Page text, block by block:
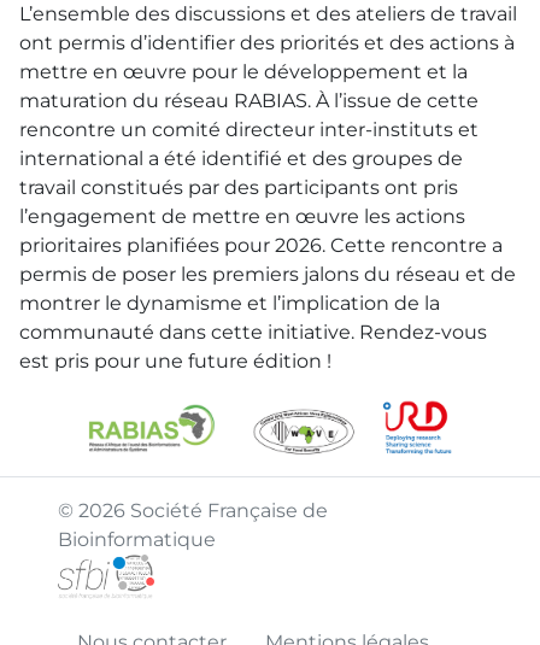
L’ensemble des discussions et des ateliers de travail
ont permis d’identifier des priorités et des actions à
mettre en œuvre pour le développement et la
maturation du réseau RABIAS. À l’issue de cette
rencontre un comité directeur inter-instituts et
international a été identifié et des groupes de
travail constitués par des participants ont pris
l’engagement de mettre en œuvre les actions
prioritaires planifiées pour 2026. Cette rencontre a
permis de poser les premiers jalons du réseau et de
montrer le dynamisme et l’implication de la
communauté dans cette initiative. Rendez-vous
est pris pour une future édition !
© 2026 Société Française de
Bioinformatique